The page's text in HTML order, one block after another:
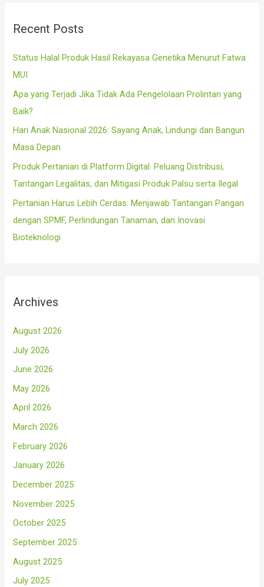
h
Recent Posts
Status Halal Produk Hasil Rekayasa Genetika Menurut Fatwa
MUI
Apa yang Terjadi Jika Tidak Ada Pengelolaan Prolintan yang
Baik?
Hari Anak Nasional 2026: Sayang Anak, Lindungi dan Bangun
Masa Depan
Produk Pertanian di Platform Digital: Peluang Distribusi,
Tantangan Legalitas, dan Mitigasi Produk Palsu serta Ilegal
Pertanian Harus Lebih Cerdas: Menjawab Tantangan Pangan
dengan SPMF, Perlindungan Tanaman, dan Inovasi
Bioteknologi
Archives
August 2026
July 2026
June 2026
May 2026
April 2026
March 2026
February 2026
January 2026
December 2025
November 2025
October 2025
September 2025
August 2025
July 2025